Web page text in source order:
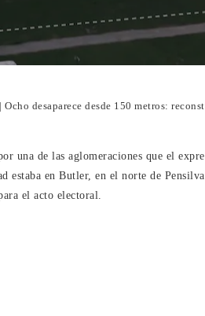
Ocho desaparece desde 150 metros:
una de las aglomeraciones que el
estaba en Butler, en el norte de
el acto electoral.